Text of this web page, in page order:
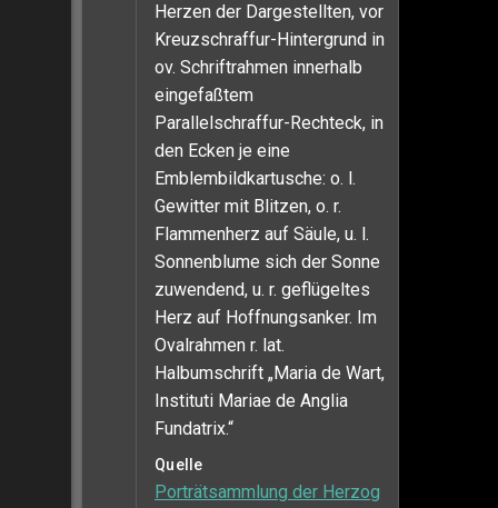
Herzen der Dargestellten, vor
Kreuzschraffur-Hintergrund in
ov. Schriftrahmen innerhalb
eingefaßtem
Parallelschraffur-Rechteck, in
den Ecken je eine
Emblembildkartusche: o. l.
Gewitter mit Blitzen, o. r.
Flammenherz auf Säule, u. l.
Sonnenblume sich der Sonne
zuwendend, u. r. geflügeltes
Herz auf Hoffnungsanker. Im
Ovalrahmen r. lat.
Halbumschrift „Maria de Wart,
Instituti Mariae de Anglia
Fundatrix.“
Quelle
Porträtsammlung der Herzog